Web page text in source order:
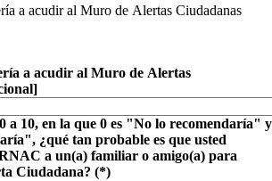
a acudir al Muro de Alertas Ciudadanas
a acudir al Muro de Alertas
a 10, en la que 0 es "No lo recomendaría" y
¿qué tan probable es que usted
a un(a) familiar o amigo(a) para
Ciudadana? (*)